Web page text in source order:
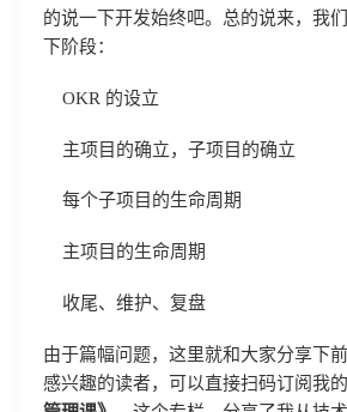
的说一下开发始终吧。总的说来，我
下阶段：
OKR 的设立
主项目的确立，子项目的确立
每个子项目的生命周期
主项目的生命周期
收尾、维护、复盘
由于篇幅问题，这里就和大家分享下
感兴趣的读者，可以直接扫码订阅我